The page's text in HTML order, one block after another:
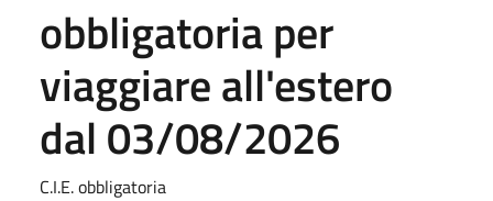
obbligatoria per
viaggiare all'estero
dal 03/08/2026
C.I.E. obbligatoria